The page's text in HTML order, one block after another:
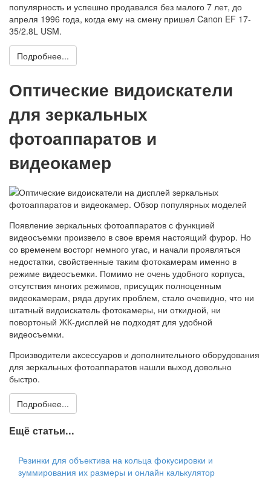
популярность и успешно продавался без малого 7 лет, до
апреля 1996 года, когда ему на смену пришел Canon EF 17-
35/2.8L USM.
Подробнее...
Оптические видоискатели
для зеркальных
фотоаппаратов и
видеокамер
Появление зеркальных фотоаппаратов с функцией
видеосъемки произвело в свое время настоящий фурор. Но
со временем восторг немного угас, и начали проявляться
недостатки, свойственные таким фотокамерам именно в
режиме видеосъемки. Помимо не очень удобного корпуса,
отсутствия многих режимов, присущих полноценным
видеокамерам, ряда других проблем, стало очевидно, что ни
штатный видоискатель фотокамеры, ни откидной, ни
повортоный ЖК-дисплей не подходят для удобной
видеосъемки.
Производители аксессуаров и дополнительного оборудования
для зеркальных фотоаппаратов нашли выход довольно
быстро.
Подробнее...
Ещё статьи...
Резинки для объектива на кольца фокусировки и
зуммирования их размеры и онлайн калькулятор